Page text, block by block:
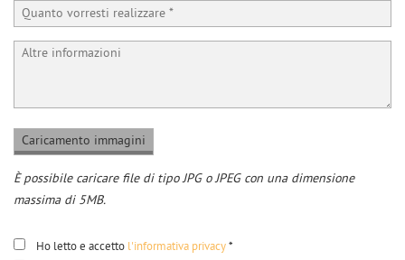
È possibile caricare file di tipo JPG o JPEG con una dimensione
massima di 5MB.
Ho letto e accetto l'informativa privacy*
questi
di
rimanda
alla
cookie
Puoi
rivedere
le